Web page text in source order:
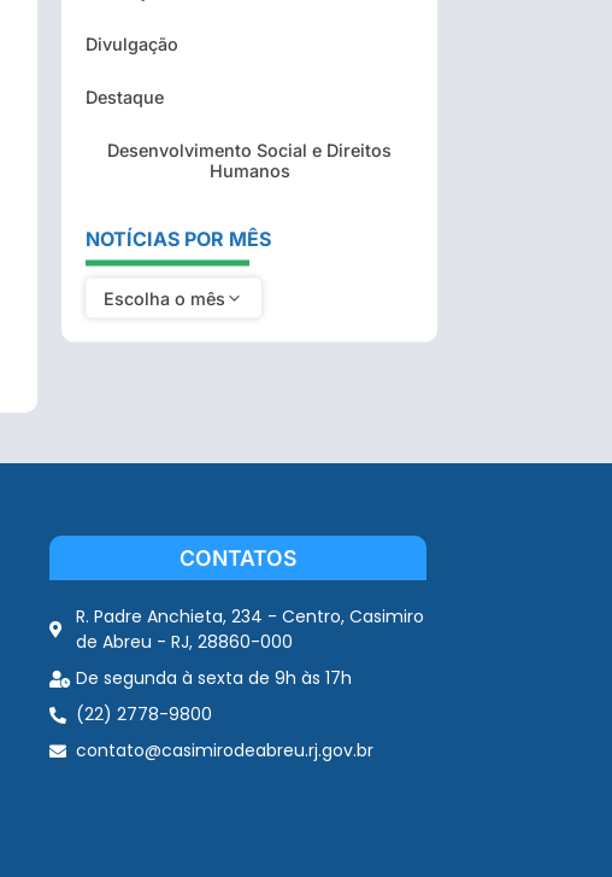
Divulgação
Destaque
Desenvolvimento Social e Direitos
Humanos
NOTÍCIAS POR MÊS
Escolha o mês
CONTATOS
R. Padre Anchieta, 234 - Centro, Casimiro
de Abreu - RJ, 28860-000
De segunda à sexta de 9h às 17h
(22) 2778-9800
contato@casimirodeabreu.rj.gov.br